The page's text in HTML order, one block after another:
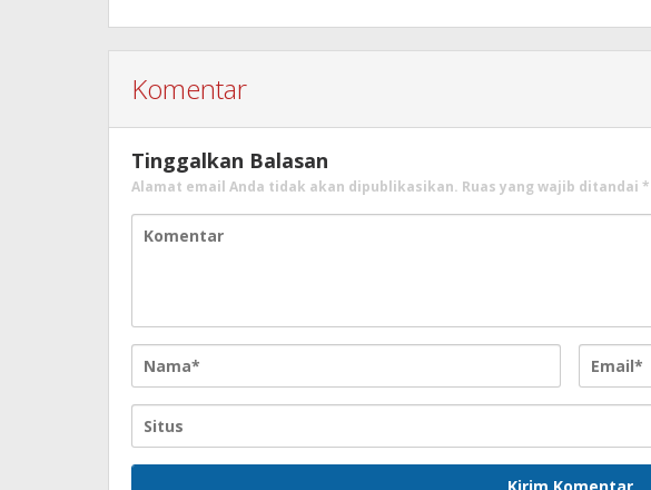
Komentar
Tinggalkan Balasan
Alamat email Anda tidak akan dipublikasikan. Ruas yang wajib ditandai *